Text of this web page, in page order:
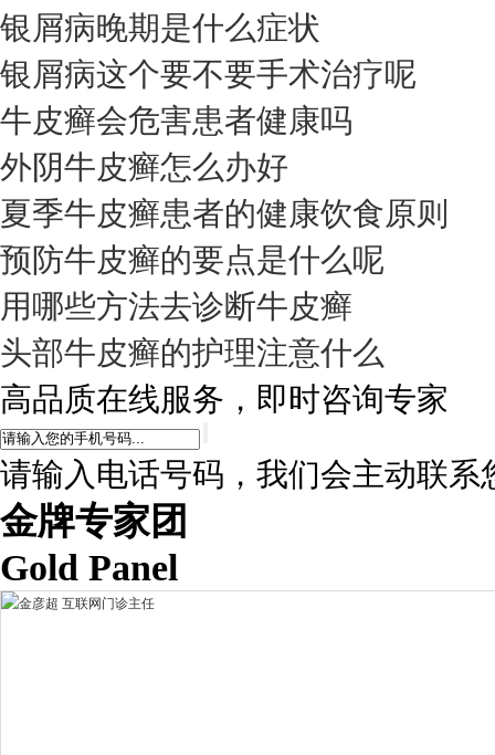
银屑病晚期是什么症状
银屑病这个要不要手术治疗呢
牛皮癣会危害患者健康吗
外阴牛皮癣怎么办好
夏季牛皮癣患者的健康饮食原则
预防牛皮癣的要点是什么呢
用哪些方法去诊断牛皮癣
头部牛皮癣的护理注意什么
高品质在线服务，即时咨询专家
请输入电话号码，我们会主动联系
金牌专家团
Gold Panel